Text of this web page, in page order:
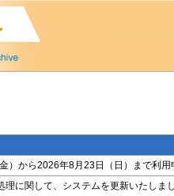
から2026年8月23日（日）まで利
に関して、システムを更新いたしま